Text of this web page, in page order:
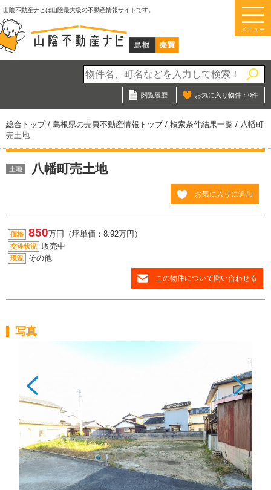
このページの本文へ
山陰不動産ナビは山陰最大級の不動産情報サイトです。
メニュー
閲覧履歴 お気に入り物件： 0件
現
在
の
置：
総合トップ/ 島根県の売買不動産情報トップ/ 検索条件結果一覧 / 八幡町
売土地
土地 八幡町売土地
お気に入りに追加
価格 850万円（坪単価：8.92万円）
交渉状況 販売中
現況 その他
この物件について問い合わせる
写真